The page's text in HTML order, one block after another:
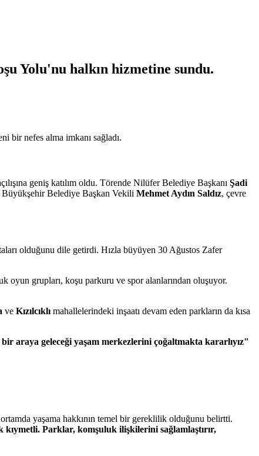
Yolu'nu halkın hizmetine sundu.
bir nefes alma imkanı sağladı.
geniş katılım oldu. Törende Nilüfer Belediye Başkanı Şadi
Büyükşehir Belediye Başkan Vekili Mehmet Aydın Saldız, çevre
olduğunu dile getirdi. Hızla büyüyen 30 Ağustos Zafer
oyun grupları, koşu parkuru ve spor alanlarından oluşuyor.
ve Kızılcıklı mahallelerindeki inşaatı devam eden parkların da kısa
bir araya geleceği yaşam merkezlerini çoğaltmakta kararlıyız"
ortamda yaşama hakkının temel bir gereklilik olduğunu belirtti.
Parklar, komşuluk ilişkilerini sağlamlaştırır,